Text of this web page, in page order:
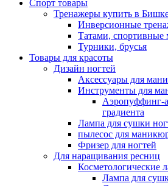
Спорт товары
Тренажеры купить в
Инверсионные
Татами, спортивные
Турники, брусья
Товары для красоты
Дизайн ногтей
Аксессуары для
Инструменты для
Аэропуффинг-
градиента
Лампа для сушки
пылесос для
Фризер для ногтей
Для наращивания ресниц
Косметологические
Лампа для